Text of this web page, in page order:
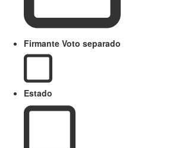
Firmante Voto separado
Estado